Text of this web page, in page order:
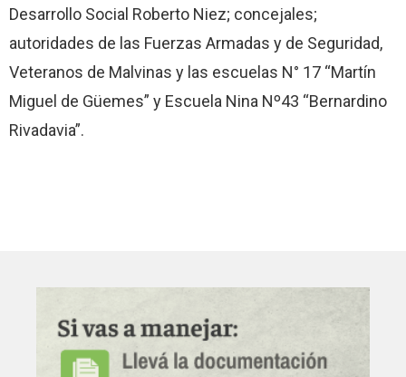
Desarrollo Social Roberto Niez; concejales;
autoridades de las Fuerzas Armadas y de Seguridad,
Veteranos de Malvinas y las escuelas N° 17 “Martín
Miguel de Güemes” y Escuela Nina Nº43 “Bernardino
Rivadavia”.